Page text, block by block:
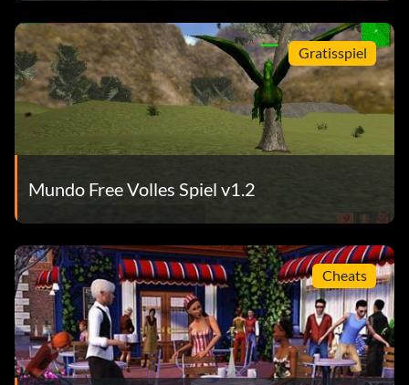
Gratisspiel
Mundo Free Volles Spiel v1.2
Cheats